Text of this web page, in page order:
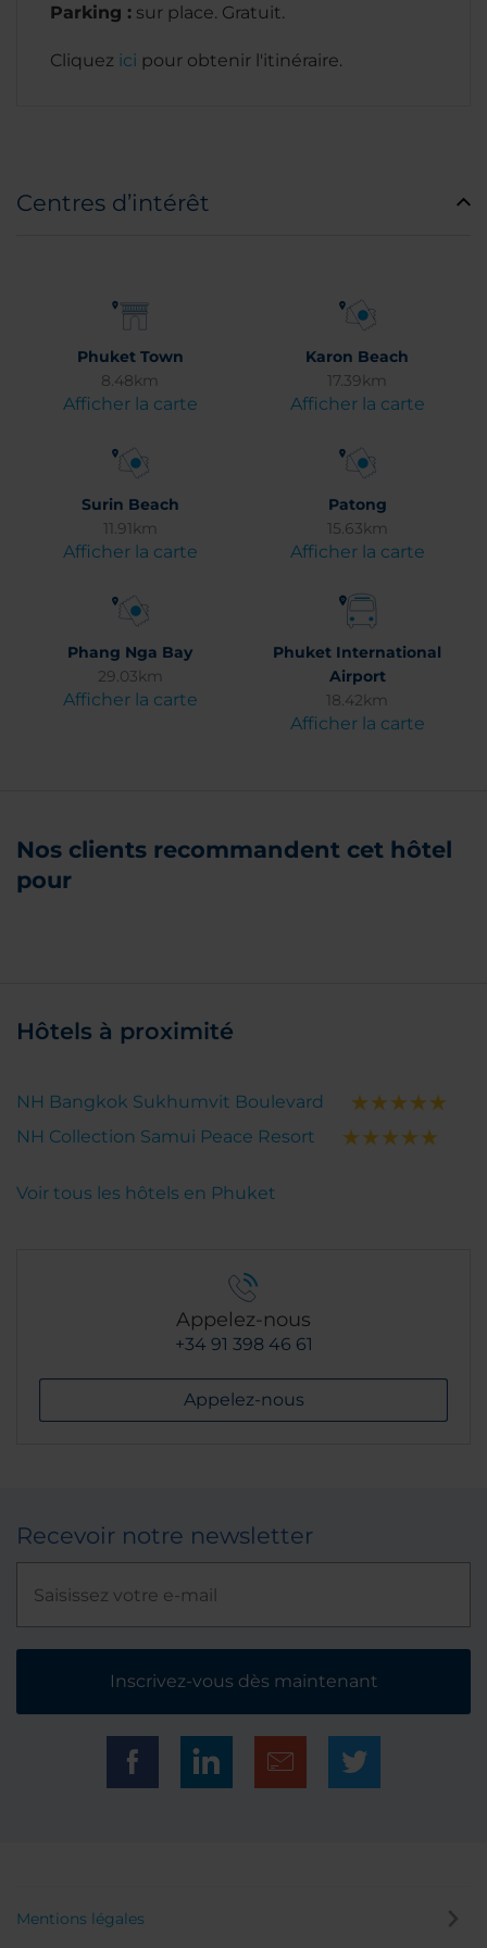
Parking : sur place. Gratuit.
Cliquez ici pour obtenir l'itinéraire.
Centres d’intérêt
Phuket Town
8.48km
Afficher la carte
Karon Beach
17.39km
Afficher la carte
Surin Beach
11.91km
Afficher la carte
Patong
15.63km
Afficher la carte
Phang Nga Bay
29.03km
Afficher la carte
Phuket International
Airport
18.42km
Afficher la carte
Nos clients recommandent cet hôtel
pour
Hôtels à proximité
NH Bangkok Sukhumvit Boulevard
NH Collection Samui Peace Resort
Voir tous les hôtels en Phuket
Appelez-nous
+34 91 398 46 61
Appelez-nous
Recevoir notre newsletter
Inscrivez-vous dès maintenant
Mentions légales